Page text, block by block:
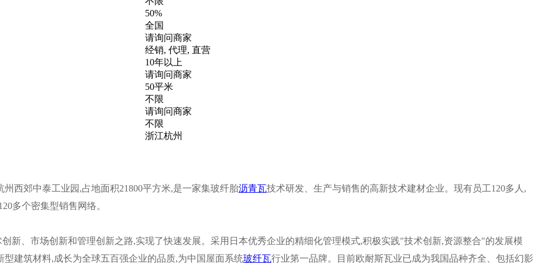
50%
全国
请询问商家
经销, 代理, 直营
10年以上
请询问商家
50平米
不限
请询问商家
不限
浙江杭州
西郊中泰工业园,占地面积21800平方米,是一家集玻纤胎沥青瓦技术研发、生产与销售的高新技术建材企业。现有员工120多人,
多个密集型销售网络。
、市场创新和管理创新之路,实现了快速发展。采用日本优秀企业的精细化管理模式,积极实践"技术创新,资源整合"的发展模
建筑材料,成长为全球五百强企业的品质,为中国屋面系统玻纤瓦行业第一品牌。目前欧耐斯瓦业已成为我国品种齐全、包括幻影